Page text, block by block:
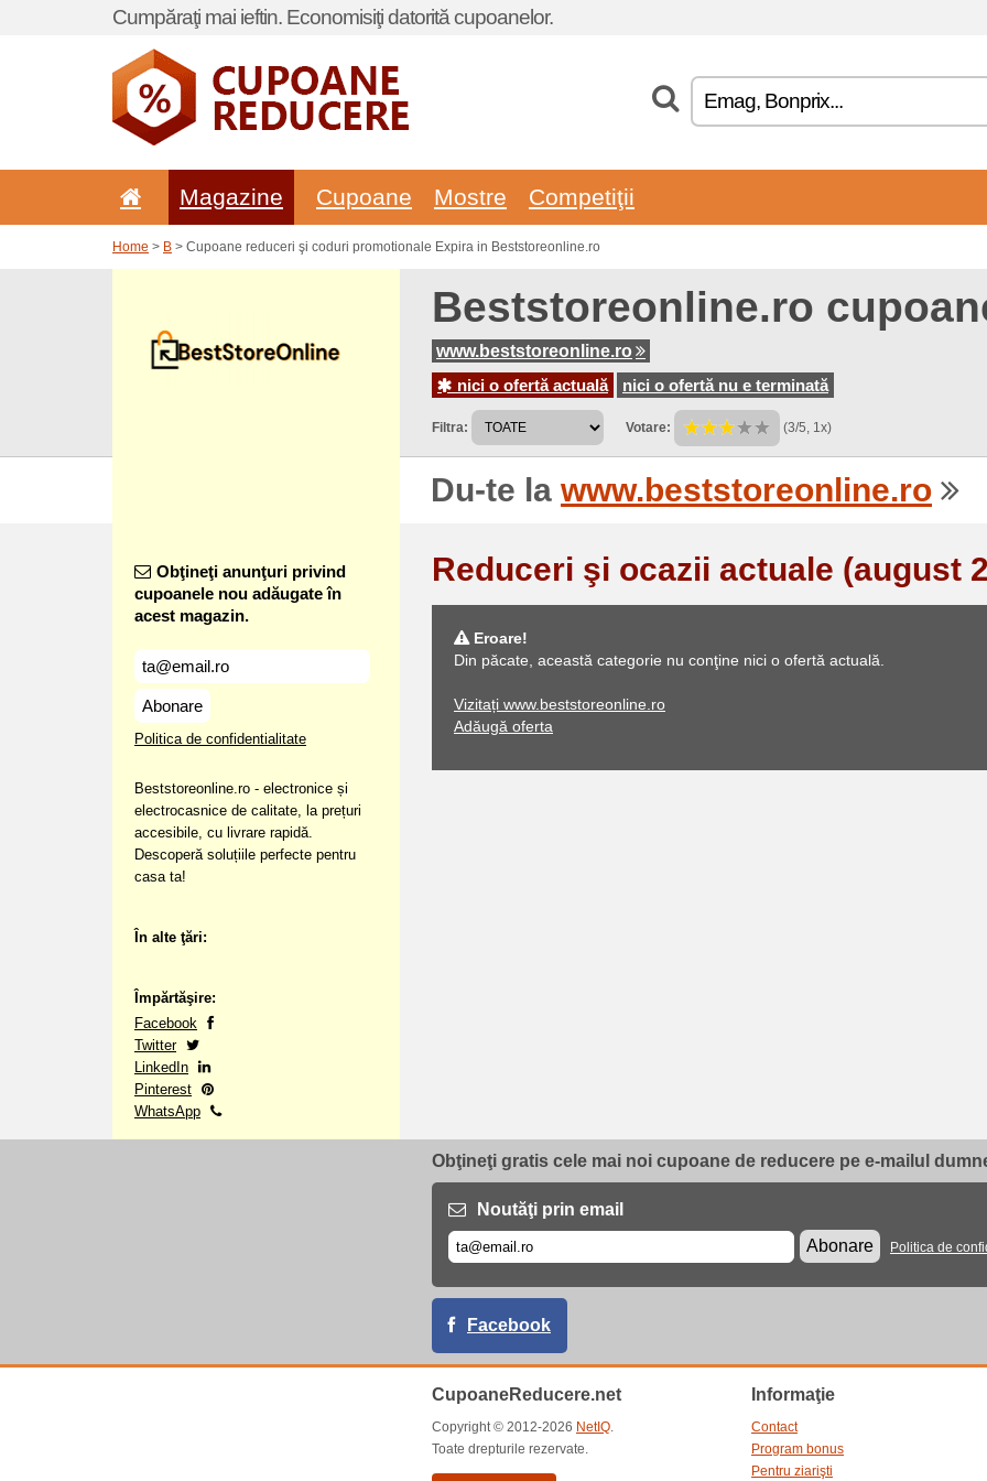
Cumpăraţi mai ieftin. Economisiţi datorită cupoanelor.
Magazine Cupoane Mostre Competiţii
Home > B > Cupoane reduceri şi coduri promotionale Expira in Beststoreonline.ro
Beststoreonline.ro
www.beststoreonline.ro
nici o ofertă actuală
nici o ofertă nu e terminată
Filtra: Votare: (3/5, 1x)
Du-te la www.beststoreonline.ro
Obţineţi anunţuri privind
cupoanele nou adăugate în
acest magazin.
Abonare
Politica de confidentialitate
Beststoreonline.ro - electronice și
electrocasnice de calitate, la prețuri
accesibile, cu livrare rapidă.
Descoperă soluțiile perfecte pentru
casa ta!
În alte ţări:
Împărtăşire:
Facebook
Twitter
LinkedIn
Pinterest
WhatsApp
Reduceri şi ocazii actuale (august
Eroare!
Din păcate, această categorie nu conţine nici o ofertă actuală.
Vizitați www.beststoreonline.ro
Adăugă oferta
Obţineţi gratis cele mai noi cupoane de reducere pe e-mailul
Noutăţi prin email
Abonare
Politica de
Facebook
CupoaneReducere.net
Copyright © 2012-2026 NetIQ.
Toate drepturile rezervate.
Informaţie
Contact
Program bonus
Pentru ziarişti